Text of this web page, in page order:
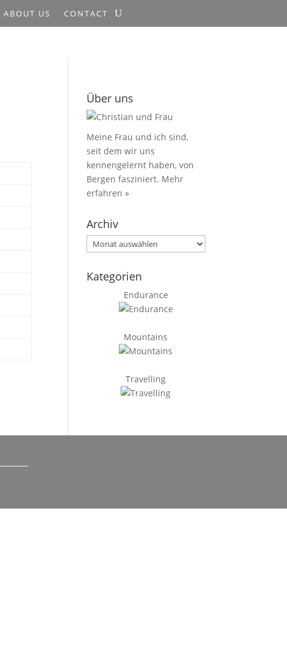
ABOUT US CONTACT
Über uns
Meine Frau und ich sind,
seit dem wir uns
kennengelernt haben, von
Bergen fasziniert. Mehr
erfahren »
Archiv
Archiv
Kategorien
Endurance
Mountains
Travelling